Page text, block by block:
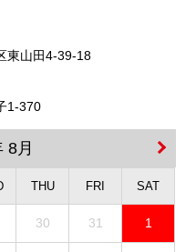
東山田4-39-18
1-370
8月
THU FRI SAT
30 31 1